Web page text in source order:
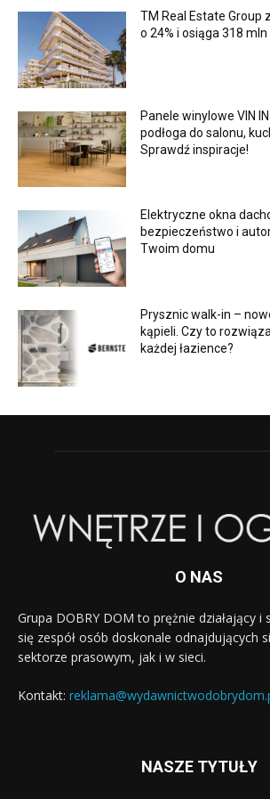
TM Real Estate Group
o 24% i osiąga 318
Panele winylowe VIN
podłoga do salonu,
Sprawdź inspiracje!
Elektryczne okna
bezpieczeństwo i
Twoim domu
Prysznic walk-in –
kąpieli. Czy to
każdej łazience?
O NAS
Grupa DOBRY DOM to prężnie działający
się zespół osób doskonale odnajdujących
sektorze prasowym, jak i w sieci.
Kontakt:
NASZE TYTUŁY